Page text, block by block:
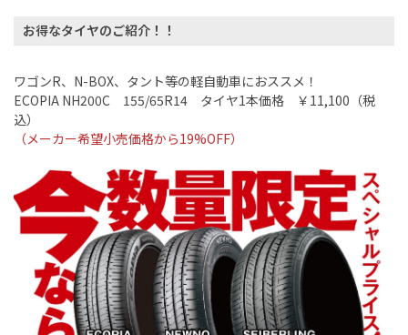
お得なタイヤのご紹介！！
ワゴンR、 N-BOX、タント等の軽自動車におススメ！
ECOPIA NH200C
155/65R14 タイヤ1本価格 ￥ 11,100 （税
込）
（メーカー希望小売価格から19%OFF）